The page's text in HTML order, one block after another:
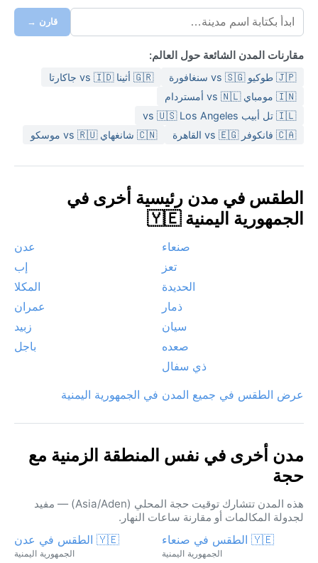
قارن →
مقارنات المدن الشائعة حول العالم:
🇯🇵 طوكيو vs 🇸🇬 سنغافورة
🇬🇷 أثينا vs 🇮🇩 جاكارتا
🇮🇳 مومباي vs 🇳🇱 أمستردام
🇮🇱 تل أبيب vs 🇺🇸 Los Angeles
🇨🇦 فانكوفر vs 🇪🇬 القاهرة
🇨🇳 شانغهاي vs 🇷🇺 موسكو
الطقس في مدن رئيسية أخرى في
الجمهورية اليمنية 🇾🇪
صنعاء
عدن
تعز
إب
الحديدة
المكلا
ذمار
عمران
سيان
زبيد
صعده
باجل
ذي سفال
عرض الطقس في جميع المدن في الجمهورية اليمنية
مدن أخرى في نفس المنطقة الزمنية مع
حجة
هذه المدن تتشارك توقيت حجة المحلي (Asia/Aden) — مفيد
لجدولة المكالمات أو مقارنة ساعات النهار.
🇾🇪 الطقس في صنعاء
الجمهورية اليمنية
🇾🇪 الطقس في عدن
الجمهورية اليمنية